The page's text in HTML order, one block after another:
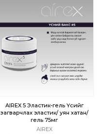
AIREX
AIREX 5 Эластик-гель Үсийг
загварчлах эластик/ уян хатан/
гель 75мг